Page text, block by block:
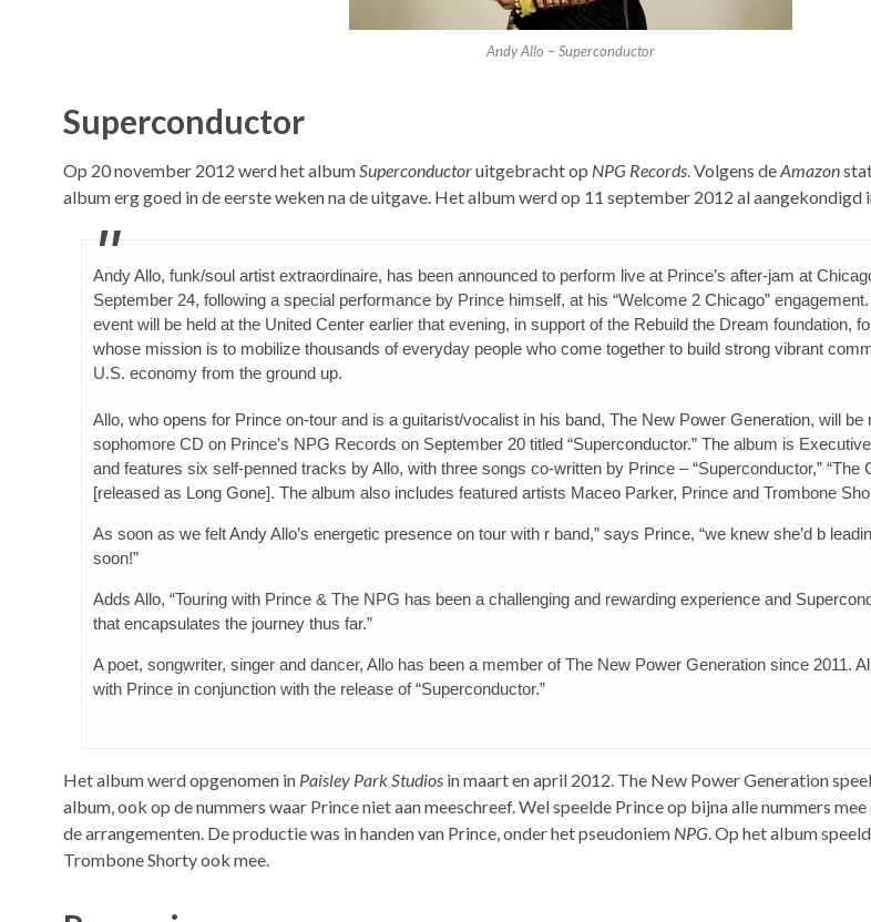
Andy Allo – Superconductor
Superconductor
Op 20 november 2012 werd het albumSuperconductoruitgebracht op NPG Records. Volgens deAmazon
album erg goed in de eerste weken na de uitgave. Het album werd op 11 september 2012 al aangekondigd
Andy Allo, funk/soul artist extraordinaire, has been announced to perform live at Prince’s after-jam at
September 24, following a special performance by Prince himself, at his “Welcome 2 Chicago” engagement.
event will be held at the United Center earlier that evening, in support of the Rebuild the Dream foundation,
whose mission is to mobilize thousands of everyday people who come together to build strong vibrant
U.S. economy from the ground up.
Allo, who opens for Prince on-tour and is a guitarist/vocalist in his band, The New Power Generation, will be
sophomore CD on Prince’s NPG Records on September 20 titled “Superconductor.” The album is
and features six self-penned tracks by Allo, with three songs co-written by Prince – “Superconductor,” “The
[released as Long Gone]. The album also includes featured artists Maceo Parker, Prince and Trombone
As soon as we felt Andy Allo’s energetic presence on tour with r band,” says Prince, “we knew she’d b
soon!”
Adds Allo, “Touring with Prince & The NPG has been a challenging and rewarding experience and
that encapsulates the journey thus far.”
A poet, songwriter, singer and dancer, Allo has been a member of The New Power Generation since 2011.
with Prince in conjunction with the release of “Superconductor.”
Het album werd opgenomen in Paisley Park Studios in maart en april 2012. The New Power Generation
album, ook op de nummers waar Prince niet aan meeschreef. Wel speelde Prince op bijna alle nummers mee
de arrangementen. De productie was in handen van Prince, onder het pseudoniem NPG. Op het album
Trombone Shorty ook mee.